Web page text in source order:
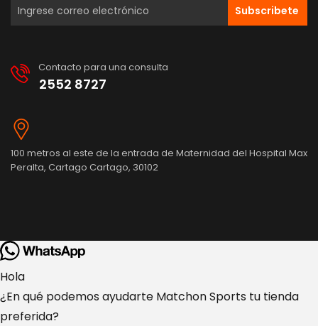
Subscribete
Contacto para una consulta
2552 8727
100 metros al este de la entrada de Maternidad del Hospital Max
Peralta, Cartago Cartago, 30102
Hola
¿En qué podemos ayudarte Matchon Sports tu tienda
preferida?